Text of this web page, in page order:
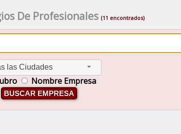
De Profesionales (11 encontrados)
las Ciudades
Nombre Empresa
BUSCAR EMPRESA